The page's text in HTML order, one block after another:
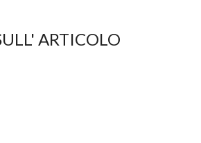
ARTICOLO